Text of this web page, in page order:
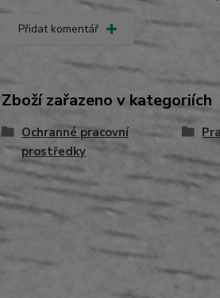
Přidat komentář
Zboží zařazeno v kategoriích
Ochranné pracovní
prostředky